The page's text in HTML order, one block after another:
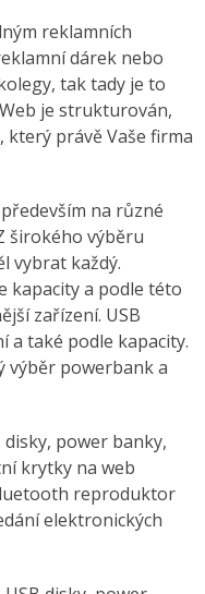
reklamních
dárek nebo
tak tady je to
je strukturován,
právě Vaše firma
na různé
širokého výběru
vybrat každý.
kapacity a podle této
zařízení. USB
a také podle kapacity.
výběr powerbank a
disky, power banky,
krytky na web
reproduktor
elektronických